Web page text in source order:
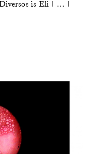
is Eli | … |